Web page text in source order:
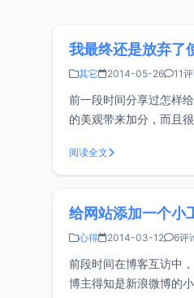
我最终还是放弃了
其它 2014-05-26 11
前一段时间分享过怎样
的美观带来加分，而且
阅读全文
给网站添加一个
心得 2014-03-12 6评
前段时间在博客互访中
博主得知是新浪微博的